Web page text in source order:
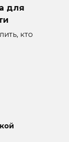
для
кто